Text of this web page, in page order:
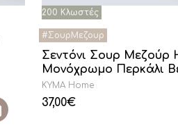
Σεντόνι Σουρ Μεζούρ
Μονόχρωμο Περκάλι
KYMA Home
37,00€